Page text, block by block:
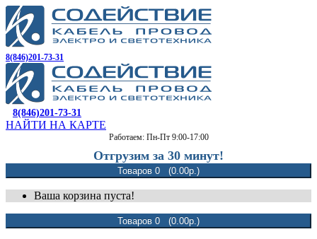
8(846)201-73-31
8(846)201-73-31
НАЙТИ НА КАРТЕ
Работаем: Пн-Пт 9:00-17:00
Отгрузим за 30 минут!
Товаров 0 (0.00р.)
Ваша корзина пуста!
Товаров 0 (0.00р.)